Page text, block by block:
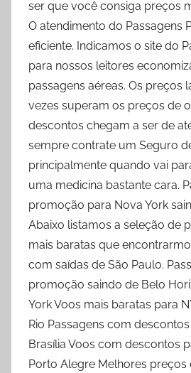
ser que você consiga preços
O atendimento do Passagens
eficiente. Indicamos o site do
para nossos leitores
passagens aéreas. Os preços
vezes superam os preços de
descontos chegam a ser de
sempre contrate um Seguro
principalmente quando vai
uma medicina bastante cara.
promoção para Nova York
Abaixo listamos a seleção de
mais baratas que
com saídas de São Paulo.
promoção saindo de Belo
York Voos mais baratas para
Rio Passagens com
Brasília Voos com descontos
Porto Alegre Melhores preços